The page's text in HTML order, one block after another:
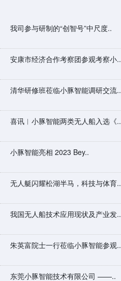
我司参与研制的“创智号”中尺度..
安康市经济合作考察团参观考察小..
清华研修班莅临小豚智能调研交流..
喜讯︱小豚智能两类无人船入选《..
小豚智能亮相 2023 Bey..
无人艇闪耀松湖半马，科技与体育..
我国无人船技术应用现状及产业发..
朱英富院士一行莅临小豚智能参观..
东莞小豚智能技术有限公司 ——..